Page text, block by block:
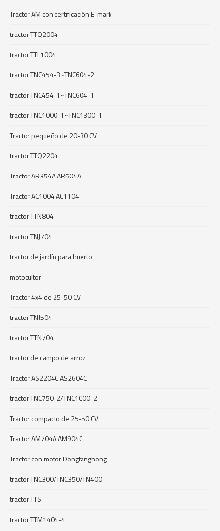
Tractor AM con certificación E-mark
tractor TTQ2004
tractor TTL1004
tractor TNC454-3~TNC604-2
tractor TNC454-1~TNC604-1
tractor TNC1000-1~TNC1300-1
Tractor pequeño de 20-30 CV
tractor TTQ2204
Tractor AR354A AR504A
Tractor AC1004 AC1104
tractor TTN804
tractor TNJ704
tractor de jardín para huerto
motocultor
Tractor 4x4 de 25-50 CV
tractor TNJ504
tractor TTN704
tractor de campo de arroz
Tractor AS2204C AS2604C
tractor TNC750-2/TNC1000-2
Tractor compacto de 25-50 CV
Tractor AM704A AM904C
Tractor con motor Dongfanghong
tractor TNC300/TNC350/TN400
tractor TTS
tractor TTM1404-4